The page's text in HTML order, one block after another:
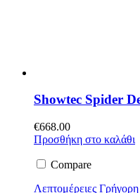
Showtec Spider
€668.00
Προσθήκη στο καλάθι
Compare
Λεπτομέρειες